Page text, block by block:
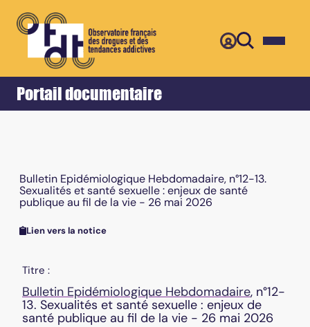
Portail documentaire
Accueil Retour
Bulletin Epidémiologique Hebdomadaire, n°12-13.
Sexualités et santé sexuelle : enjeux de santé
publique au fil de la vie - 26 mai 2026
Lien vers la notice
Titre :
Bulletin Epidémiologique Hebdomadaire, n°12-
13. Sexualités et santé sexuelle : enjeux de
santé publique au fil de la vie - 26 mai 2026